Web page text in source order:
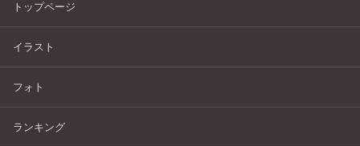
トップページ
イラスト
フォト
ランキング